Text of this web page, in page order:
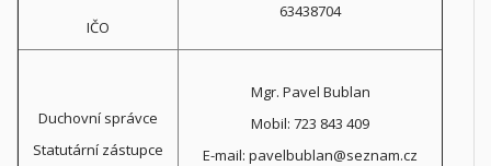
IČO
63438704
Duchovní správce
Statutární zástupce
Mgr. Pavel Bublan
Mobil: 723 843 409
E-mail: pavelbublan@seznam.cz